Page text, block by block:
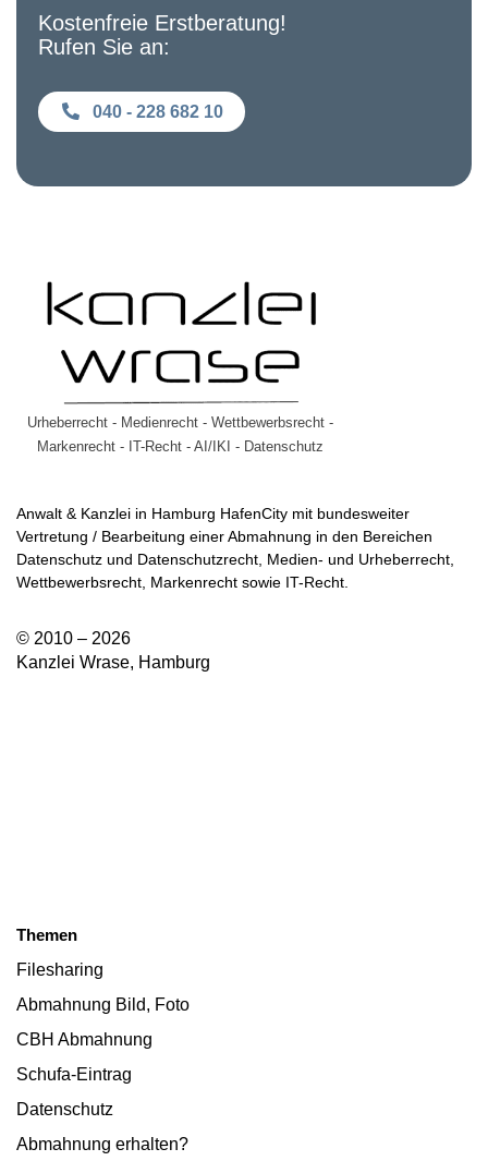
Kostenfreie Erstberatung!
Rufen Sie an:
040 - 228 682 10
Urheberrecht - Medienrecht - Wettbewerbsrecht -
Markenrecht - IT-Recht - AI/IKI - Datenschutz
Anwalt & Kanzlei in Hamburg HafenCity mit bundesweiter
Vertretung / Bearbeitung einer Abmahnung in den Bereichen
Datenschutz und Datenschutzrecht, Medien- und Urheberrecht,
Wettbewerbsrecht, Markenrecht sowie IT-Recht.
© 2010 – 2026
Kanzlei Wrase, Hamburg
Themen
Filesharing
Abmahnung Bild, Foto
CBH Abmahnung
Schufa-Eintrag
Datenschutz
Abmahnung erhalten?